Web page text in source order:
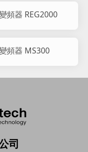
頻器 REG2000
頻器 MS300
司